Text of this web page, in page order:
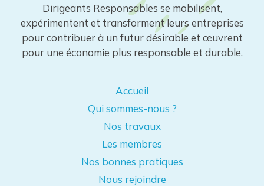
Dirigeants Responsables se mobilisent,
expérimentent et transforment leurs entreprises
pour contribuer à un futur désirable et œuvrent
pour une économie plus responsable et durable.
Accueil
Qui sommes-nous ?
Nos travaux
Les membres
Nos bonnes pratiques
Nous rejoindre